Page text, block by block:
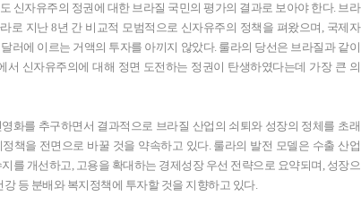
신자유주의 정권에 대한 브라질 국민의 평가의 결과로 보아야 한다. 브라
로 지난 8년 간 비교적 모범적으로 신자유주의 정책을 펴왔으며, 국제자
러에 이르는 거액의 투자를 아끼지 않았다. 룰라의 당선은 브라질과 같이
서 신자유주의에 대해 정면 도전하는 정권이 탄생하였다는데 가장 큰 의
화를 추구하면서 결과적으로 브라질 산업의 쇠퇴와 성장의 정체를 초래
책을 전면으로 바꿀 것을 약속하고 있다. 룰라의 발전 모델은 수출 산업
를 개선하고, 고용을 확대하는 경제성장 우선 전략으로 요약되며, 성장으
등 분배와 복지정책에 투자할 것을 지향하고 있다.